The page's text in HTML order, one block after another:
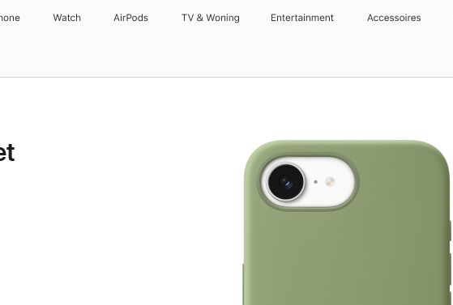
Watch AirPods TV & Woning Entertainment Accessoires